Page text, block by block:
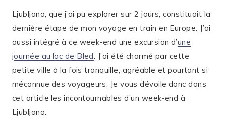
Ljubljana, que j’ai pu explorer sur 2 jours, constituait la
dernière étape de mon voyage en train en Europe. J’ai
aussi intégré à ce week-end une excursion d’une
journée au lac de Bled. J’ai été charmé par cette
petite ville à la fois tranquille, agréable et pourtant si
méconnue des voyageurs. Je vous dévoile donc dans
cet article les incontournables d’un week-end à
Ljubljana.